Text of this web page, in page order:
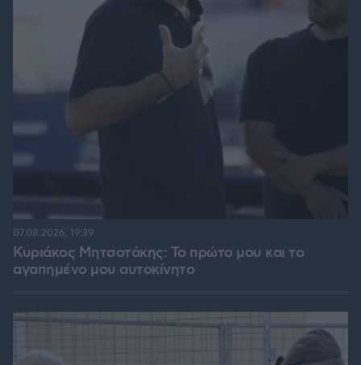
Κυριάκος Μητσοτάκης: Το πρώτο μου και το
αγαπημένο μου αυτοκίνητο
07.08.2026, 19:39